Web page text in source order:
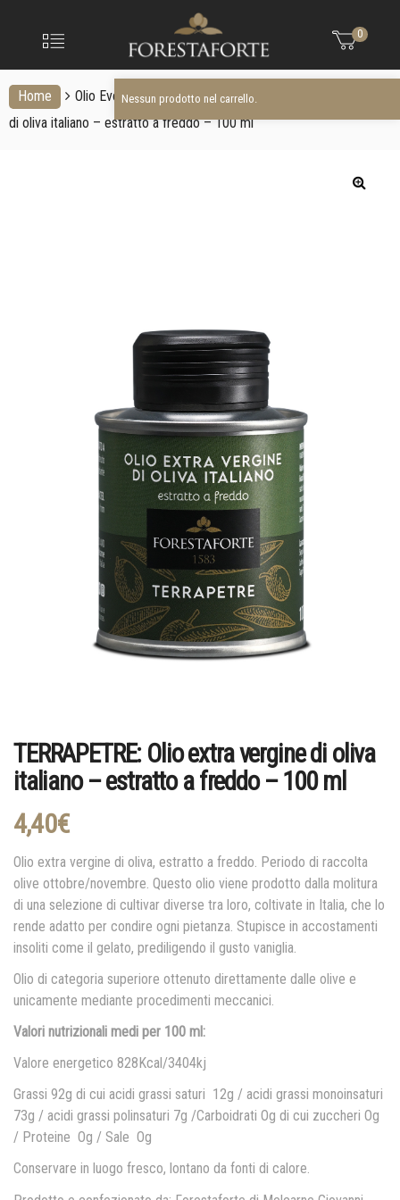
Menu
extravergine
0
Nessun prodotto nel carrello.
Home Olio Evo Terrapetre
TERRAPETRE: Olio extra vergine
di oliva italiano – estratto a freddo – 100 ml
TERRAPETRE: Olio extra vergine di oliva
italiano – estratto a freddo – 100 ml
4,40€
Olio extra vergine di oliva, estratto a freddo. Periodo di raccolta
olive ottobre/novembre. Questo olio viene prodotto dalla molitura
di una selezione di cultivar diverse tra loro, coltivate in Italia, che lo
rende adatto per condire ogni pietanza. Stupisce in accostamenti
insoliti come il gelato, prediligendo il gusto vaniglia.
Olio di categoria superiore ottenuto direttamente dalle olive e
unicamente mediante procedimenti meccanici.
Valori nutrizionali medi per 100 ml:
Valore energetico 828Kcal/3404kj
Grassi 92g di cui acidi grassi saturi 12g / acidi grassi monoinsaturi
73g / acidi grassi polinsaturi 7g /Carboidrati Og di cui zuccheri Og
/ Proteine Og / Sale Og
Conservare in luogo fresco, lontano da fonti di calore.
Nessun prodotto nel carrello.